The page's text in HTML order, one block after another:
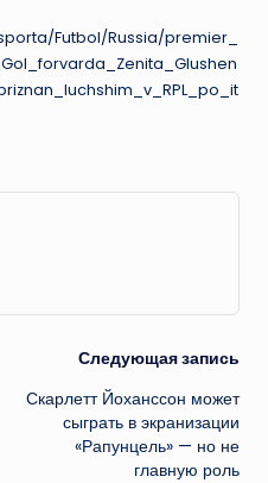
Futbol/Russia/premier_
Следующая запись
Скарлетт Йоханссон может
сыграть в экранизации
«Рапунцель» — но не
главную роль